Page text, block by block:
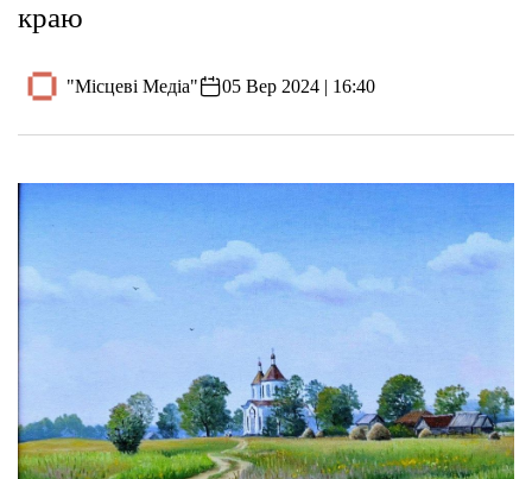
краю
"Місцеві Медіа" 05 Вер 2024 | 16:40